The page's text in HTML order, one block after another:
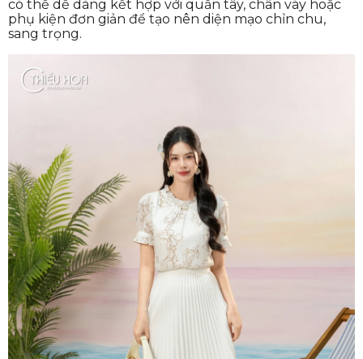
có thể dễ dàng kết hợp với quần tây, chân váy hoặc
phụ kiện đơn giản để tạo nên diện mạo chỉn chu,
sang trọng.